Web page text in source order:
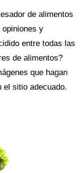
de alimentos
y
entre todas las
de alimentos?
que hagan
el sitio adecuado.